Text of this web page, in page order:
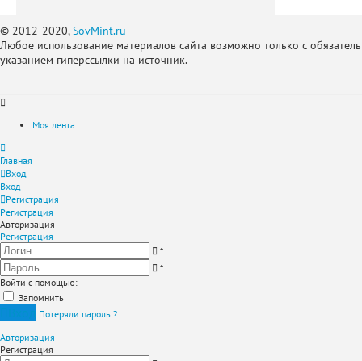
© 2012-2020,SovMint.ru
Любое использование материалов сайта возможно только с
указанием гиперссылки на источник.
Моя лента
Главная
Вход
Вход
Регистрация
Регистрация
Авторизация
Регистрация
*
*
Войти с помощью:
Запомнить
Потеряли пароль ?
Авторизация
Регистрация